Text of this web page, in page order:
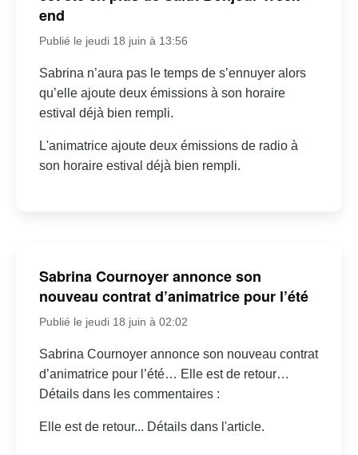
end
Publié le jeudi 18 juin à 13:56
Sabrina n’aura pas le temps de s’ennuyer alors
qu’elle ajoute deux émissions à son horaire
estival déjà bien rempli.
L'animatrice ajoute deux émissions de radio à
son horaire estival déjà bien rempli.
Sabrina Cournoyer annonce son
nouveau contrat d’animatrice pour l’été
Publié le jeudi 18 juin à 02:02
Sabrina Cournoyer annonce son nouveau contrat
d’animatrice pour l’été… Elle est de retour…
Détails dans les commentaires :
Elle est de retour... Détails dans l'article.